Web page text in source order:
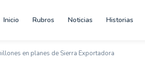
Inicio Rubros Noticias Historias
en planes de Sierra Exportadora